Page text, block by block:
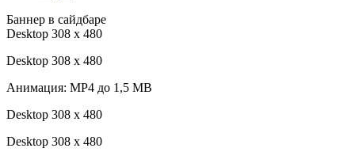
Баннер в сайдбаре
Desktop 308 х 480
Desktop 308 х 480
Анимация: MP4 до 1,5 MB
Desktop 308 х 480
Desktop 308 х 480